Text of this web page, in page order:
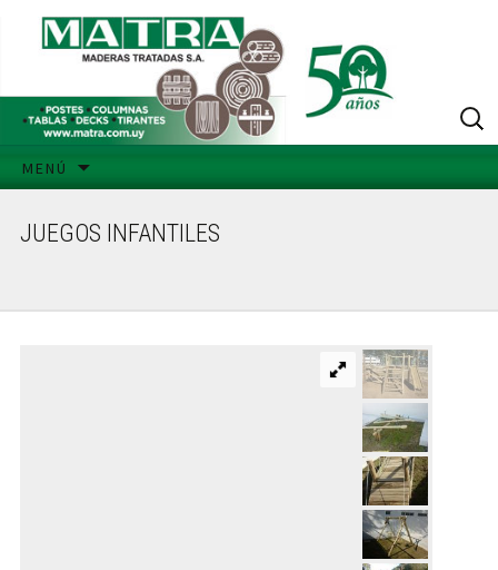
MENÚ
JUEGOS INFANTILES